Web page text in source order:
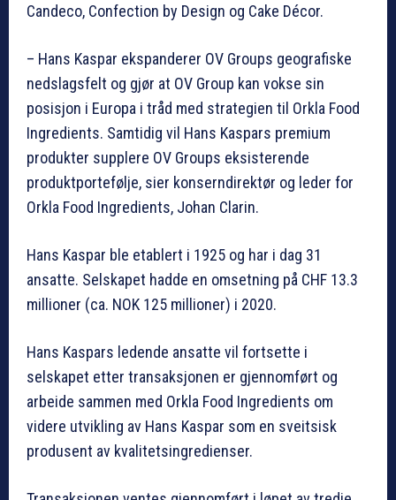
Candeco, Confection by Design og Cake Décor.
– Hans Kaspar ekspanderer OV Groups geografiske
nedslagsfelt og gjør at OV Group kan vokse sin
posisjon i Europa i tråd med strategien til Orkla Food
Ingredients. Samtidig vil Hans Kaspars premium
produkter supplere OV Groups eksisterende
produktportefølje, sier konserndirektør og leder for
Orkla Food Ingredients, Johan Clarin.
Hans Kaspar ble etablert i 1925 og har i dag 31
ansatte. Selskapet hadde en omsetning på CHF 13.3
millioner (ca. NOK 125 millioner) i 2020.
Hans Kaspars ledende ansatte vil fortsette i
selskapet etter transaksjonen er gjennomført og
arbeide sammen med Orkla Food Ingredients om
videre utvikling av Hans Kaspar som en sveitsisk
produsent av kvalitetsingredienser.